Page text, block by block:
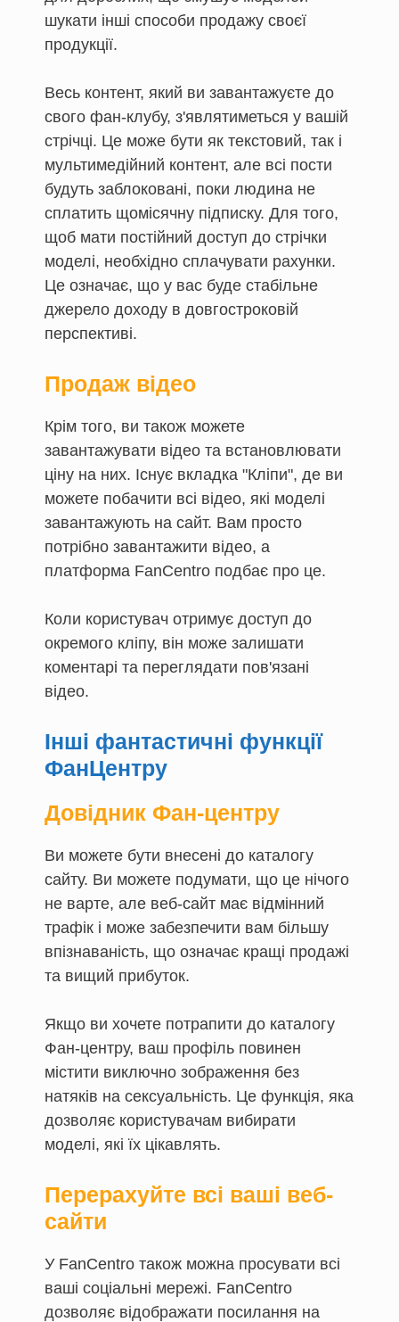
шукати інші способи продажу своєї
продукції.
Весь контент, який ви завантажуєте до
свого фан-клубу, з'являтиметься у вашій
стрічці. Це може бути як текстовий, так і
мультимедійний контент, але всі пости
будуть заблоковані, поки людина не
сплатить щомісячну підписку. Для того,
щоб мати постійний доступ до стрічки
моделі, необхідно сплачувати рахунки.
Це означає, що у вас буде стабільне
джерело доходу в довгостроковій
перспективі.
Продаж відео
Крім того, ви також можете
завантажувати відео та встановлювати
ціну на них. Існує вкладка "Кліпи", де ви
можете побачити всі відео, які моделі
завантажують на сайт. Вам просто
потрібно завантажити відео, а
платформа FanCentro подбає про це.
Коли користувач отримує доступ до
окремого кліпу, він може залишати
коментарі та переглядати пов'язані
відео.
Інші фантастичні функції
ФанЦентру
Довідник Фан-центру
Ви можете бути внесені до каталогу
сайту. Ви можете подумати, що це нічого
не варте, але веб-сайт має відмінний
трафік і може забезпечити вам більшу
впізнаваність, що означає кращі продажі
та вищий прибуток.
Якщо ви хочете потрапити до каталогу
Фан-центру, ваш профіль повинен
містити виключно зображення без
натяків на сексуальність. Це функція, яка
дозволяє користувачам вибирати
моделі, які їх цікавлять.
Перерахуйте всі ваші веб-
сайти
У FanCentro також можна просувати всі
ваші соціальні мережі. FanCentro
дозволяє відображати посилання на